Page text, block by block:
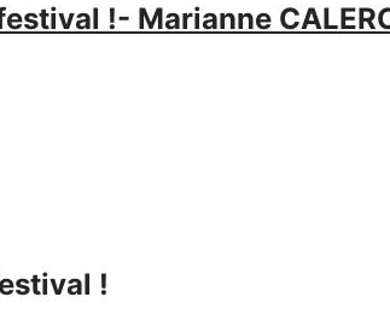
!- Marianne
!